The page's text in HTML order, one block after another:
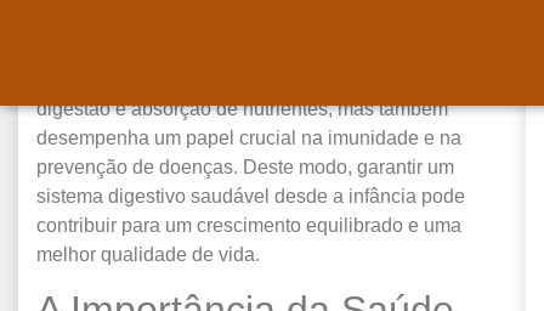
digestão e absorção de nutrientes, mas também
desempenha um papel crucial na imunidade e na
prevenção de doenças. Deste modo, garantir um
sistema digestivo saudável desde a infância pode
contribuir para um crescimento equilibrado e uma
melhor qualidade de vida.